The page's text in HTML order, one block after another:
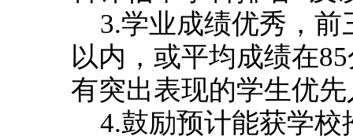
3.学业成绩优秀，
以内，或平均成绩在
有突出表现的学生优
4.鼓励预计能获学